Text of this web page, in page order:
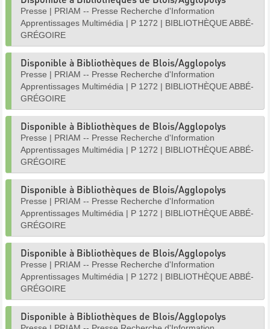
Presse | PRIAM -- Presse Recherche d'Information
Apprentissages Multimédia | P 1272 | BIBLIOTHÈQUE ABBÉ-
GRÉGOIRE
Disponible à Bibliothèques de Blois/Agglopolys
Presse | PRIAM -- Presse Recherche d'Information
Apprentissages Multimédia | P 1272 | BIBLIOTHÈQUE ABBÉ-
GRÉGOIRE
Disponible à Bibliothèques de Blois/Agglopolys
Presse | PRIAM -- Presse Recherche d'Information
Apprentissages Multimédia | P 1272 | BIBLIOTHÈQUE ABBÉ-
GRÉGOIRE
Disponible à Bibliothèques de Blois/Agglopolys
Presse | PRIAM -- Presse Recherche d'Information
Apprentissages Multimédia | P 1272 | BIBLIOTHÈQUE ABBÉ-
GRÉGOIRE
Disponible à Bibliothèques de Blois/Agglopolys
Presse | PRIAM -- Presse Recherche d'Information
Apprentissages Multimédia | P 1272 | BIBLIOTHÈQUE ABBÉ-
GRÉGOIRE
Disponible à Bibliothèques de Blois/Agglopolys